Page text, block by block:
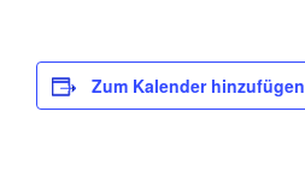
Zum Kalender hinzufügen